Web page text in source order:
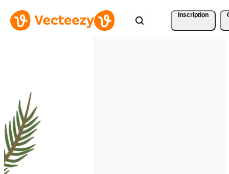
Inscription